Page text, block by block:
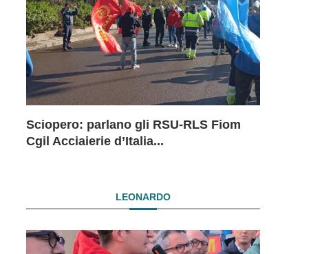
Sciopero: parlano gli RSU-RLS Fiom
Cgil Acciaierie d’Italia...
LEONARDO